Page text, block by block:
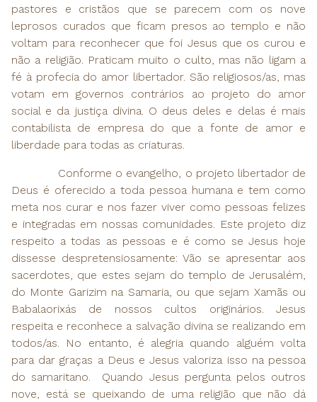
pastores e cristãos que se parecem com os nove
leprosos curados que ficam presos ao templo e não
voltam para reconhecer que foi Jesus que os curou e
não a religião. Praticam muito o culto, mas não ligam a
fé à profecia do amor libertador. São religiosos/as, mas
votam em governos contrários ao projeto do amor
social e da justiça divina. O deus deles e delas é mais
contabilista de empresa do que a fonte de amor e
liberdade para todas as criaturas.
Conforme o evangelho, o projeto libertador de
Deus é oferecido a toda pessoa humana e tem como
meta nos curar e nos fazer viver como pessoas felizes
e integradas em nossas comunidades. Este projeto diz
respeito a todas as pessoas e é como se Jesus hoje
dissesse despretensiosamente: Vão se apresentar aos
sacerdotes, que estes sejam do templo de Jerusalém,
do Monte Garizim na Samaria, ou que sejam Xamãs ou
Babalaorixás de nossos cultos originários. Jesus
respeita e reconhece a salvação divina se realizando em
todos/as. No entanto, é alegria quando alguém volta
para dar graças a Deus e Jesus valoriza isso na pessoa
do samaritano. Quando Jesus pergunta pelos outros
nove, está se queixando de uma religião que não dá